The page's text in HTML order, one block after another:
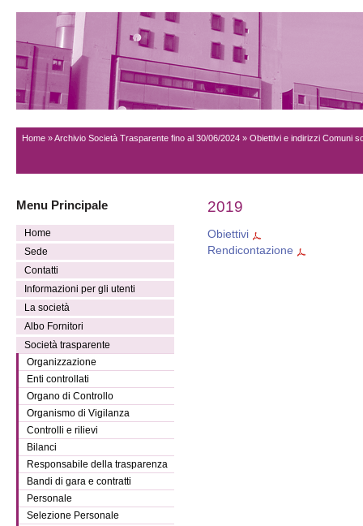
Home »Archivio Società Trasparente fino al 30/06/2024 » Obiettivi e indirizzi Comuni
Menu Principale
Home
Sede
Contatti
Informazioni per gli utenti
La società
Albo Fornitori
Società trasparente
Organizzazione
Enti controllati
Organo di Controllo
Organismo di Vigilanza
Controlli e rilievi
Bilanci
Responsabile della trasparenza
Bandi di gara e contratti
Personale
Selezione Personale
2019
Obiettivi
Rendicontazione